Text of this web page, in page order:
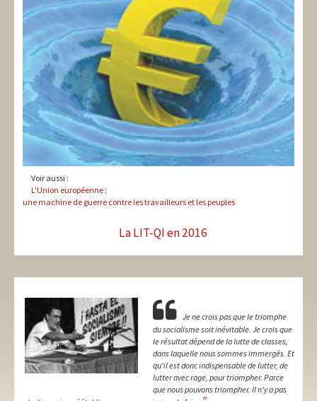
Voir aussi :
L'Union européenne :
une machine de guerre contre les travailleurs et les peuples
La LIT-QI en 2016
Je ne crois pas que le triomphe
du socialisme soit inévitable. Je crois que
le résultat dépend de la lutte de classes,
dans laquelle nous sommes immergés. Et
qu'il est donc indispensable de lutter, de
lutter avec rage, pour triompher. Parce
que nous pouvons triompher. Il n'y a pas